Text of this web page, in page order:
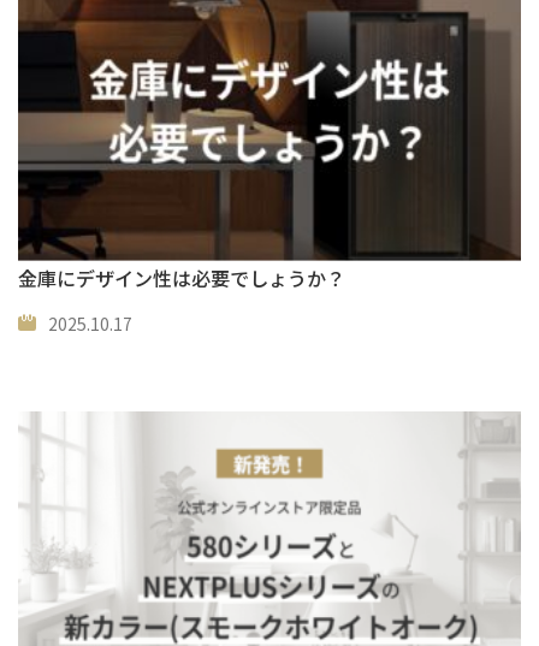
金庫にデザイン性は必要でしょうか？
2025.10.17